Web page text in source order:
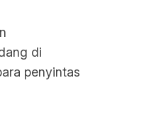
di
penyintas